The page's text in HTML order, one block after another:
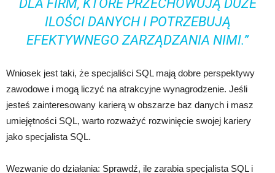
DLA FIRM, KTÓRE PRZECHOWUJĄ DUŻE
ILOŚCI DANYCH I POTRZEBUJĄ
EFEKTYWNEGO ZARZĄDZANIA NIMI.”
Wniosek jest taki, że specjaliści SQL mają dobre perspektywy
zawodowe i mogą liczyć na atrakcyjne wynagrodzenie. Jeśli
jesteś zainteresowany karierą w obszarze baz danych i masz
umiejętności SQL, warto rozważyć rozwinięcie swojej kariery
jako specjalista SQL.
Wezwanie do działania: Sprawdź, ile zarabia specjalista SQL i